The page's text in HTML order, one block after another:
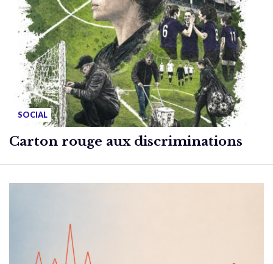
SOCIAL
Carton rouge aux discriminations